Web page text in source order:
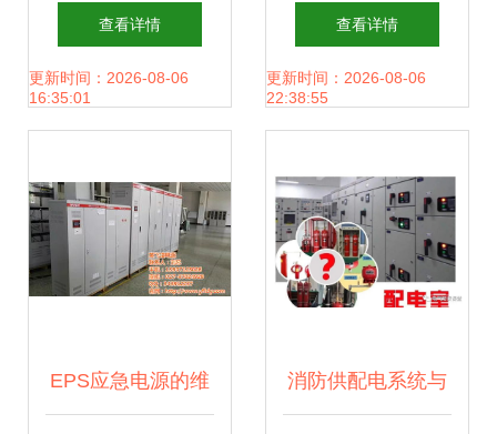
江宁秣陵库房出租
与消防系统研发的
查看详情
更新时间：2026-08-06
16:35:01
鸣警钟 力升高科耐
高温消防机器人的
查看详情
更新时间：2026-08-06
22:38:55
EPS应急电源的维 消防供配电系统与